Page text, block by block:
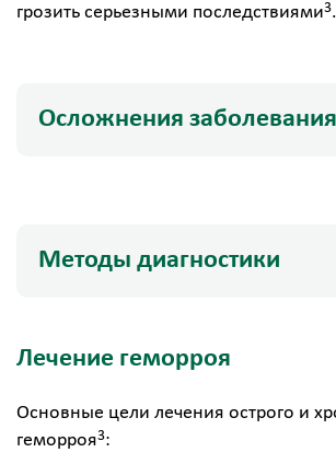
грозить серьезными последствиями3.
Осложнения заболевания
Методы диагностики
Лечение геморроя
Основные цели лечения острого и
геморроя3: